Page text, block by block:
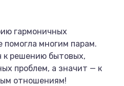
гармоничных
многим парам.
к решению бытовых,
проблем, а значит — к
отношениям!